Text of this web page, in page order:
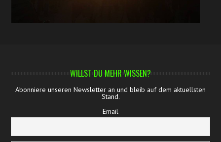
WILLST DU MEHR WISSEN?
Abonniere unseren Newsletter an und bleib auf dem aktuellsten
Stand.
Email